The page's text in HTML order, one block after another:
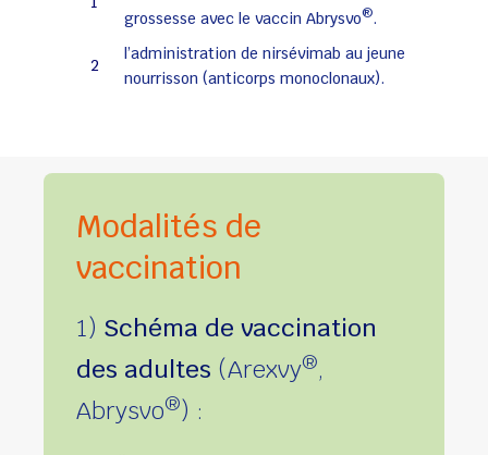
grossesse avec le vaccin Abrysvo®.
2
l’administration de nirsévimab au jeune
nourrisson (anticorps monoclonaux).
Modalités de
vaccination
1) Schéma de vaccination
des adultes (Arexvy®,
Abrysvo®) :